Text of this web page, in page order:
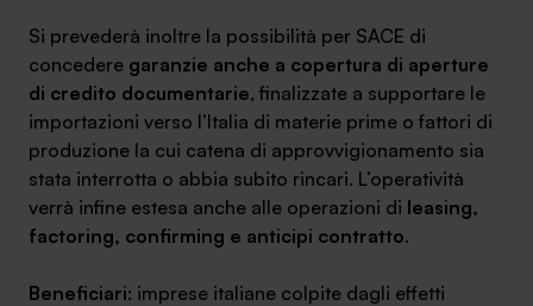
SA Finance Mediazione Creditizia Srl, società di mediazione creditizia iscritta
all'Oam n.M336
Si prevederà inoltre la possibilità per SACE di
concedere garanzie anche a copertura di aperture
di credito documentarie, finalizzate a supportare le
importazioni verso l’Italia di materie prime o fattori di
produzione la cui catena di approvvigionamento sia
stata interrotta o abbia subito rincari. L’operatività
verrà infine estesa anche alle operazioni di leasing,
factoring, confirming e anticipi contratto.
Beneficiari: imprese italiane colpite dagli effetti